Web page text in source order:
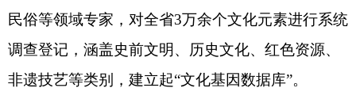
民俗等领域专家，对全省3万余个文化元素进行系统
调查登记，涵盖史前文明、历史文化、红色资源、
非遗技艺等类别，建立起“文化基因数据库”。